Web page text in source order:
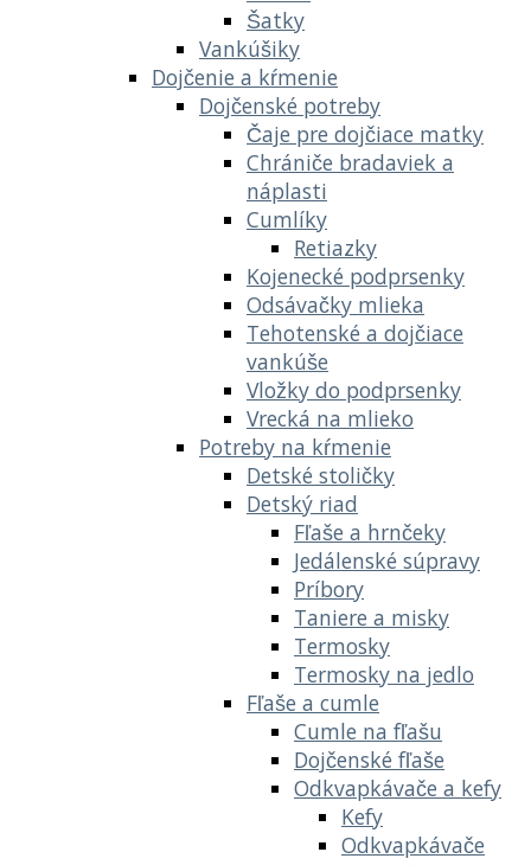
Šatky
Vankúšiky
Dojčenie a kŕmenie
Dojčenské potreby
Čaje pre dojčiace matky
Chrániče bradaviek a
náplasti
Cumlíky
Retiazky
Kojenecké podprsenky
Odsávačky mlieka
Tehotenské a dojčiace
vankúše
Vložky do podprsenky
Vrecká na mlieko
Potreby na kŕmenie
Detské stoličky
Detský riad
Fľaše a hrnčeky
Jedálenské súpravy
Príbory
Taniere a misky
Termosky
Termosky na jedlo
Fľaše a cumle
Cumle na fľašu
Dojčenské fľaše
Odkvapkávače a kefy
Kefy
Odkvapkávače